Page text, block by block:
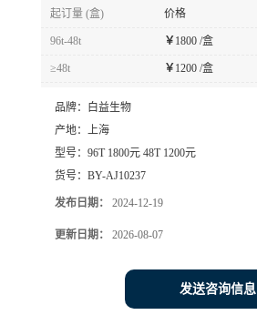
起订量 (盒) 价格
96t-48t ￥ 1800 /盒
≥48t ￥ 1200 /盒
品牌：
白益生物
产地： 上海
型号： 96T 1800元 48T 1200元
货号： BY-AJ10237
发布日期： 2024-12-19
更新日期： 2026-08-07
发送咨询信息